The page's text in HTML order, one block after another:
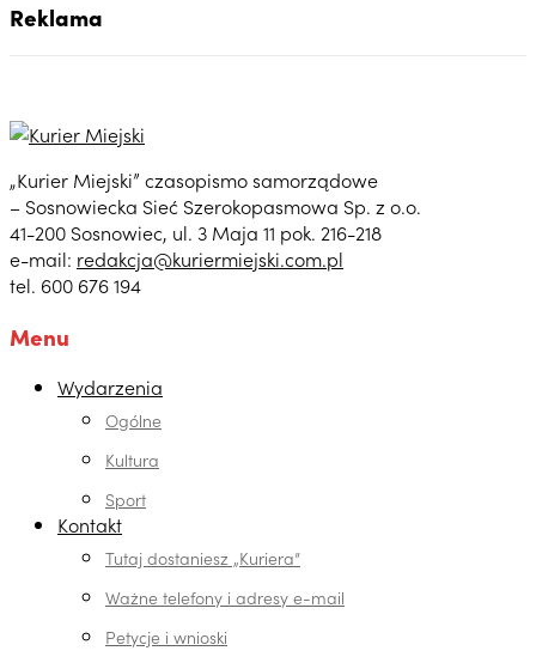
Reklama
„Kurier Miejski” czasopismo samorządowe
– Sosnowiecka Sieć Szerokopasmowa Sp. z o.o.
41-200 Sosnowiec, ul. 3 Maja 11 pok. 216-218
e-mail: redakcja@kuriermiejski.com.pl
tel. 600 676 194
Menu
Wydarzenia
Ogólne
Kultura
Sport
Kontakt
Tutaj dostaniesz „Kuriera”
Ważne telefony i adresy e-mail
Petycje i wnioski